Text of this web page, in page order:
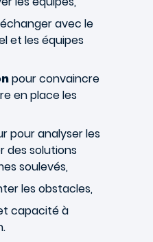
avec le
et les équipes
pour convaincre
en place les
pour analyser les
des solutions
soulevés,
les obstacles,
capacité à